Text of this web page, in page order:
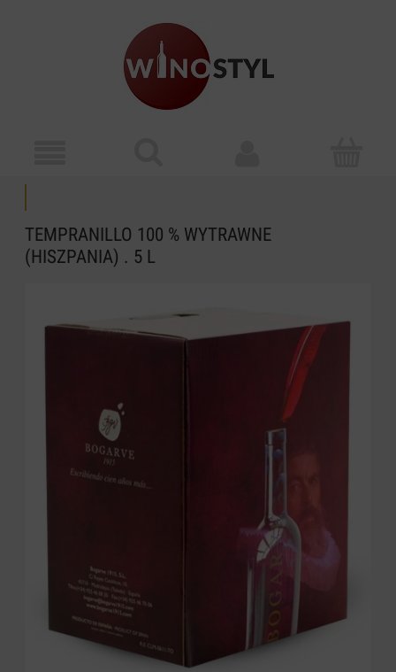
TEMPRANILLO 100 % WYTRAWNE
(HISZPANIA) . 5 L